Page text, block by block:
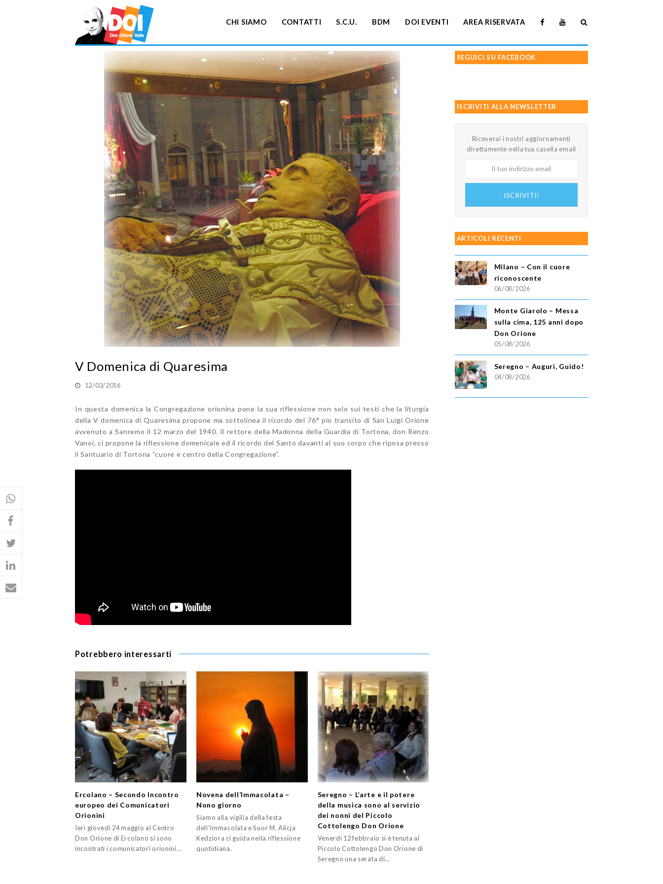
CHI SIAMO CONTATTI S.C.U. BDM DOI EVENTI AREA RISERVATA
V Domenica di Quaresima
12/03/2016
In questa domenica la Congregazione orionina pone la sua riflessione non solo sui testi che la liturgia
della V domenica di Quaresima propone ma sottolinea il ricordo del 76° pio transito di San Luigi Orione
avvenuto a Sanremo il 12 marzo del 1940. Il rettore della Madonna della Guardia di Tortona, don Renzo
Vanoi, ci propone la riflessione domenicale ed il ricordo del Santo davanti al suo corpo che riposa presso
il Santuario di Tortona “cuore e centro della Congregazione”.
Potrebbero interessarti
Ercolano – Secondo Incontro
europeo dei Comunicatori
Orionini
Ieri giovedì 24 maggio al Centro
Don Orione di Ercolano si sono
incontrati i comunicatori orionini…
Novena dell’Immacolata –
Nono giorno
Siamo alla vigilia della festa
dell'Immacolata e Suor M. Alicja
Kedziora ci guida nella riflessione
quotidiana.
Seregno – L’arte e il potere
della musica sono al servizio
dei nonni del Piccolo
Cottolengo Don Orione
Venerdì 12 febbraio si è tenuta al
Piccolo Cottolengo Don Orione di
Seregno una serata di…
SEGUICI SU FACEBOOK
ISCRIVITI ALLA NEWSLETTER
Riceverai i nostri aggiornamenti
direttamente nella tua casella email
ISCRIVITI!
ARTICOLI RECENTI
Milano – Con il cuore
riconoscente
06/08/2026
Monte Giarolo – Messa
sulla cima, 125 anni dopo
Don Orione
05/08/2026
Seregno – Auguri, Guido!
04/08/2026